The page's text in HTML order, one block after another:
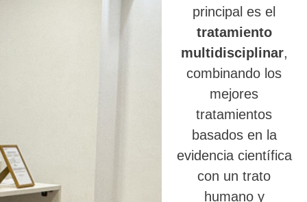
principal es el
tratamiento
multidisciplinar,
combinando los
mejores
tratamientos
basados en la
evidencia científica
con un trato
humano y